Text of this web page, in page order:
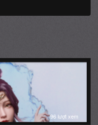
96 lượt xem